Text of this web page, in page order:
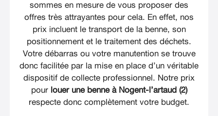
sommes en mesure de vous proposer des
offres très attrayantes pour cela. En effet, nos
prix incluent le transport de la benne, son
positionnement et le traitement des déchets.
Votre débarras ou votre manutention se trouve
donc facilitée par la mise en place d’un véritable
dispositif de collecte professionnel. Notre prix
pour louer une benne à Nogent-l’artaud (2)
respecte donc complètement votre budget.